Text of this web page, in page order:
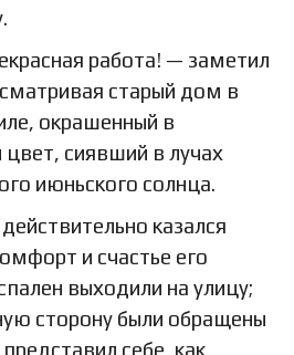
работа! — заметил
старый дом в
окрашенный в
сиявший в лучах
июньского солнца.
казался
и счастье его
выходили на улицу;
сторону были обращены
себе, как